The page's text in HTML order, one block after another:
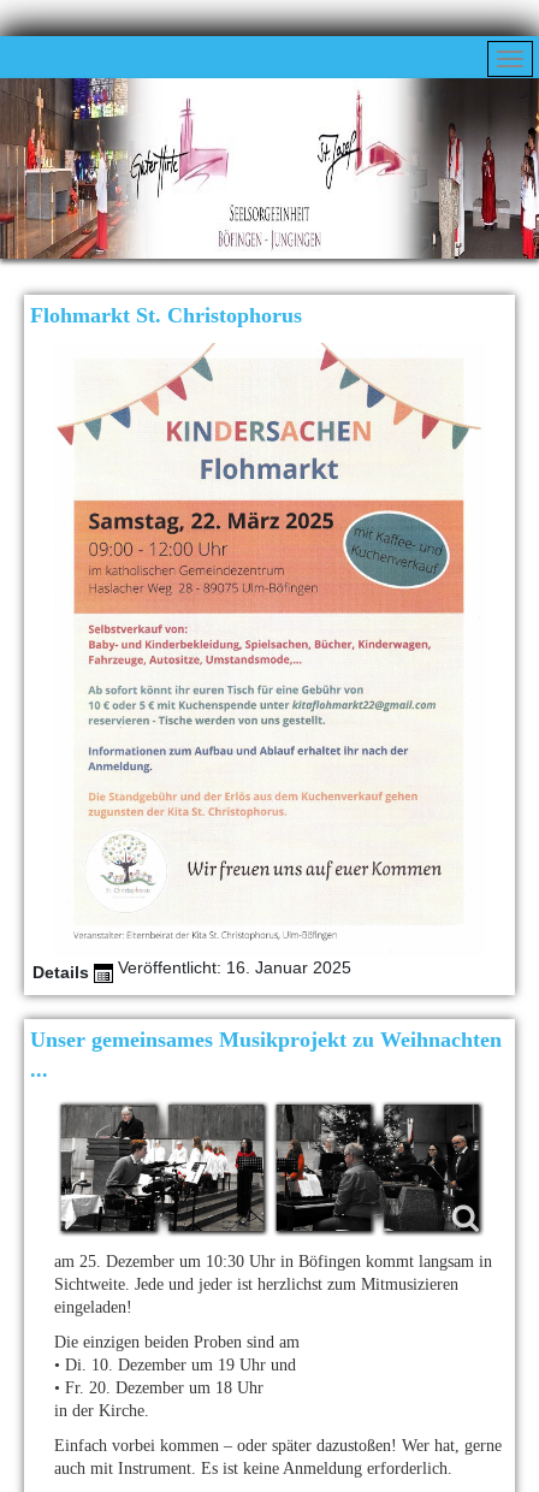
Flohmarkt St. Christophorus
Details Veröffentlicht: 16. Januar 2025
Unser gemeinsames Musikprojekt zu Weihnachten
...
am 25. Dezember um 10:30 Uhr in Böfingen kommt langsam in
Sichtweite. Jede und jeder ist herzlichst zum Mitmusizieren
eingeladen!
Die einzigen beiden Proben sind am
• Di. 10. Dezember um 19 Uhr und
• Fr. 20. Dezember um 18 Uhr
in der Kirche.
Einfach vorbei kommen – oder später dazustoßen! Wer hat, gerne
auch mit Instrument. Es ist keine Anmeldung erforderlich.